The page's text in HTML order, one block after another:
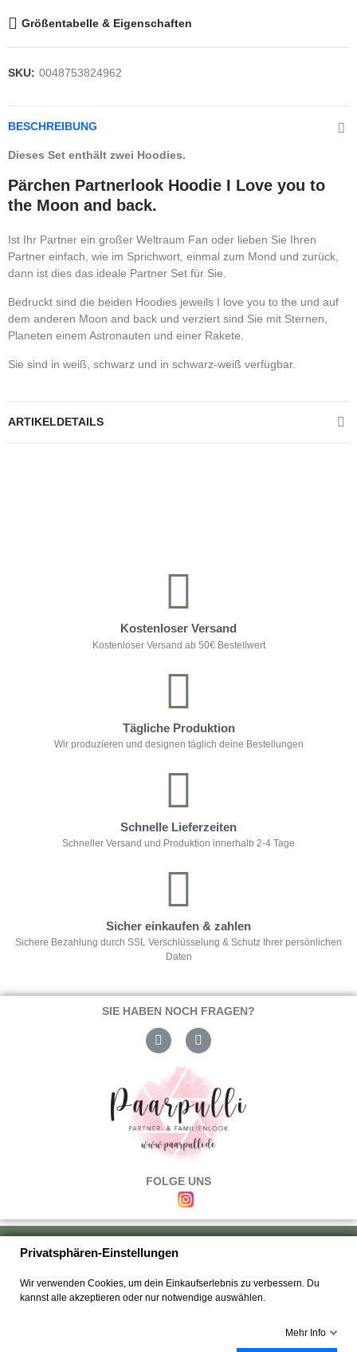
Größentabelle & Eigenschaften
SKU: 0048753824962
BESCHREIBUNG
Dieses Set enthält zwei Hoodies.
Pärchen Partnerlook Hoodie I Love you to
the Moon and back.
Ist Ihr Partner ein großer Weltraum Fan oder lieben Sie Ihren
Partner einfach, wie im Sprichwort, einmal zum Mond und zurück,
dann ist dies das ideale Partner Set für Sie.
Bedruckt sind die beiden Hoodies jeweils I love you to the und auf
dem anderen Moon and back und verziert sind Sie mit Sternen,
Planeten einem Astronauten und einer Rakete.
Sie sind in weiß, schwarz und in schwarz-weiß verfügbar.
ARTIKELDETAILS
Kostenloser Versand
Kostenloser Versand ab 50€ Bestellwert
Tägliche Produktion
Wir produzieren und designen täglich deine Bestellungen
Schnelle Lieferzeiten
Schneller Versand und Produktion innerhalb 2-4 Tage
Sicher einkaufen & zahlen
Sichere Bezahlung durch SSL Verschlüsselung & Schutz Ihrer persönlichen
Daten
SIE HABEN NOCH FRAGEN?
FOLGE UNS
Über uns|Versand & Zahlung|Umtausch & Rückgabe
Kontakt
Privatsphären-Einstellungen
Wir verwenden Cookies, um dein Einkaufserlebnis zu verbessern. Du
kannst alle akzeptieren oder nur notwendige auswählen.
Mehr Info